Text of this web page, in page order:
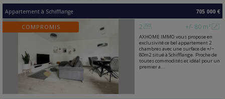
Appartement à Schifflange 705 000 €
COMPROMIS +/- 80 m²
2
AXHOME IMMO vous propose en
exclusivité ce bel appartement 2
chambres avec une surface de +/−
80m2 situé à Schifflange. Proche de
toutes commodités et idéal pour un
premier a...